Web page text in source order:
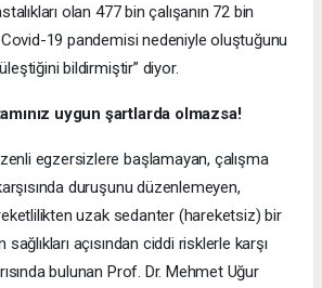
olan 477 bin çalışanın 72 bin
19 pandemisi nedeniyle oluştuğunu
bildirmiştir” diyor.
uygun şartlarda olmazsa!
egzersizlere başlamayan, çalışma
duruşunu düzenlemeyen,
uzak sedanter (hareketsiz) bir
açısından ciddi risklerle karşı
bulunan Prof. Dr. Mehmet Uğur